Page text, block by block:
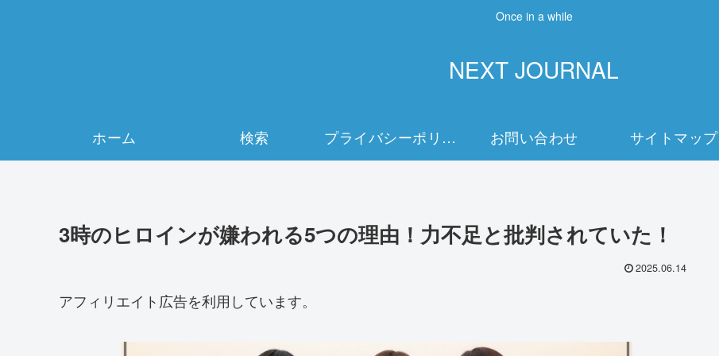
Once in a while
NEXT JOURNAL
ホーム 検索 プライバシーポリシー お問い合わせ サイトマップ
3時のヒロインが嫌われる5つの理由！力不足と批判されていた！
2025.06.14
アフィリエイト広告を利用しています。